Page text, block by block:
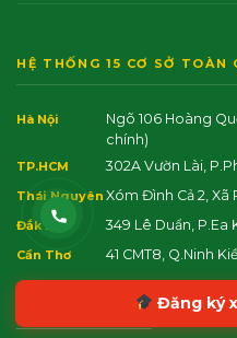
HỆ THỐNG 15 CƠ SỞ TOÀN
Hà Nội Ngõ 106 Hoàng
chính)
TP.HCM 302A Vườn Lài,
Thái Nguyên Xóm Đình Cả 2, Xã
Đắk Lắk 349 Lê Duẩn, P.Ea
Cần Thơ 41 CMT8, Q.Ninh
Đăng ký